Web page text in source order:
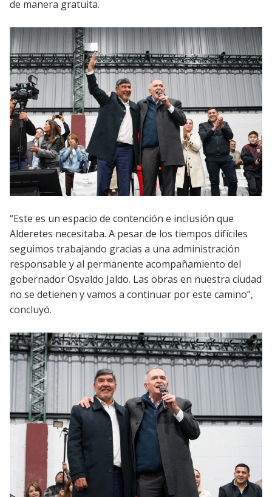
de manera gratuita.
“Este es un espacio de contención e inclusión que
Alderetes necesitaba. A pesar de los tiempos difíciles
seguimos trabajando gracias a una administración
responsable y al permanente acompañamiento del
gobernador Osvaldo Jaldo. Las obras en nuestra ciudad
no se detienen y vamos a continuar por este camino”,
concluyó.